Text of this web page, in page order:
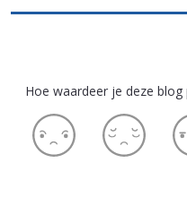
Hoe waardeer je deze blog